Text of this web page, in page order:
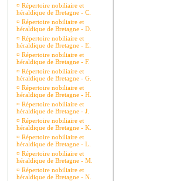
¤ Répertoire nobiliaire et
héraldique de Bretagne - C.
¤ Répertoire nobiliaire et
héraldique de Bretagne - D.
¤ Répertoire nobiliaire et
héraldique de Bretagne - E.
¤ Répertoire nobiliaire et
héraldique de Bretagne - F.
¤ Répertoire nobiliaire et
héraldique de Bretagne - G.
¤ Répertoire nobiliaire et
héraldique de Bretagne - H.
¤ Répertoire nobiliaire et
héraldique de Bretagne - J.
¤ Répertoire nobiliaire et
héraldique de Bretagne - K.
¤ Répertoire nobiliaire et
héraldique de Bretagne - L.
¤ Répertoire nobiliaire et
héraldique de Bretagne - M.
¤ Répertoire nobiliaire et
héraldique de Bretagne - N.